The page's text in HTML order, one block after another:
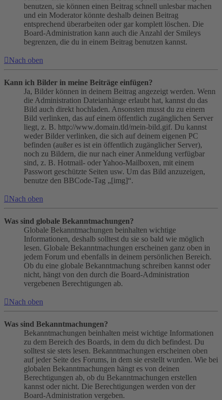
benutzen, sie können einen Beitrag schnell unlesbar machen
und ein Moderator könnte deshalb deinen Beitrag
entsprechend überarbeiten oder gar komplett löschen. Die
Board-Administration kann auch die Anzahl der Smileys
begrenzen, die du in einem Beitrag benutzen kannst.
Nach oben
Kann ich Bilder in meine Beiträge einfügen?
Ja, Bilder können in deinem Beitrag angezeigt werden. Wenn
die Administration Dateianhänge erlaubt hat, kannst du das
Bild auch direkt hochladen. Ansonsten musst du zu einem
Bild verlinken, das auf einem öffentlich zugänglichen Server
liegt, z. B. http://www.domain.tld/mein-bild.gif. Du kannst
weder Bilder verlinken, die sich auf deinem eigenen PC
befinden (außer es ist ein öffentlich zugänglicher Server),
noch zu Bildern, die nur nach einer Anmeldung verfügbar
sind, z. B. Hotmail- oder Yahoo-Mailboxen, mit einem
Passwort geschützte Seiten usw. Um das Bild anzuzeigen,
benutze den BBCode-Tag „[img]“.
Nach oben
Was sind globale Bekanntmachungen?
Globale Bekanntmachungen beinhalten wichtige
Informationen, deshalb solltest du sie so bald wie möglich
lesen. Globale Bekanntmachungen erscheinen ganz oben in
jedem Forum und ebenfalls in deinem persönlichen Bereich.
Ob du eine globale Bekanntmachung schreiben kannst oder
nicht, hängt von den durch die Board-Administration
vergebenen Berechtigungen ab.
Nach oben
Was sind Bekanntmachungen?
Bekanntmachungen beinhalten meist wichtige Informationen
zu dem Bereich des Boards, in dem du dich befindest. Du
solltest sie stets lesen. Bekanntmachungen erscheinen oben
auf jeder Seite des Forums, in dem sie erstellt wurden. Wie bei
globalen Bekanntmachungen hängt es von deinen
Berechtigungen ab, ob du Bekanntmachungen erstellen
kannst oder nicht. Die Berechtigungen werden von der
Board-Administration vergeben.